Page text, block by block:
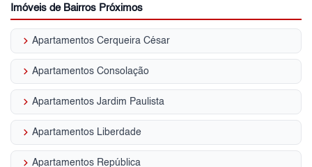
Imóveis de Bairros Próximos
keyboard_arrow_right Apartamentos Cerqueira César
keyboard_arrow_right Apartamentos Consolação
keyboard_arrow_right Apartamentos Jardim Paulista
keyboard_arrow_right Apartamentos Liberdade
keyboard_arrow_right Apartamentos República